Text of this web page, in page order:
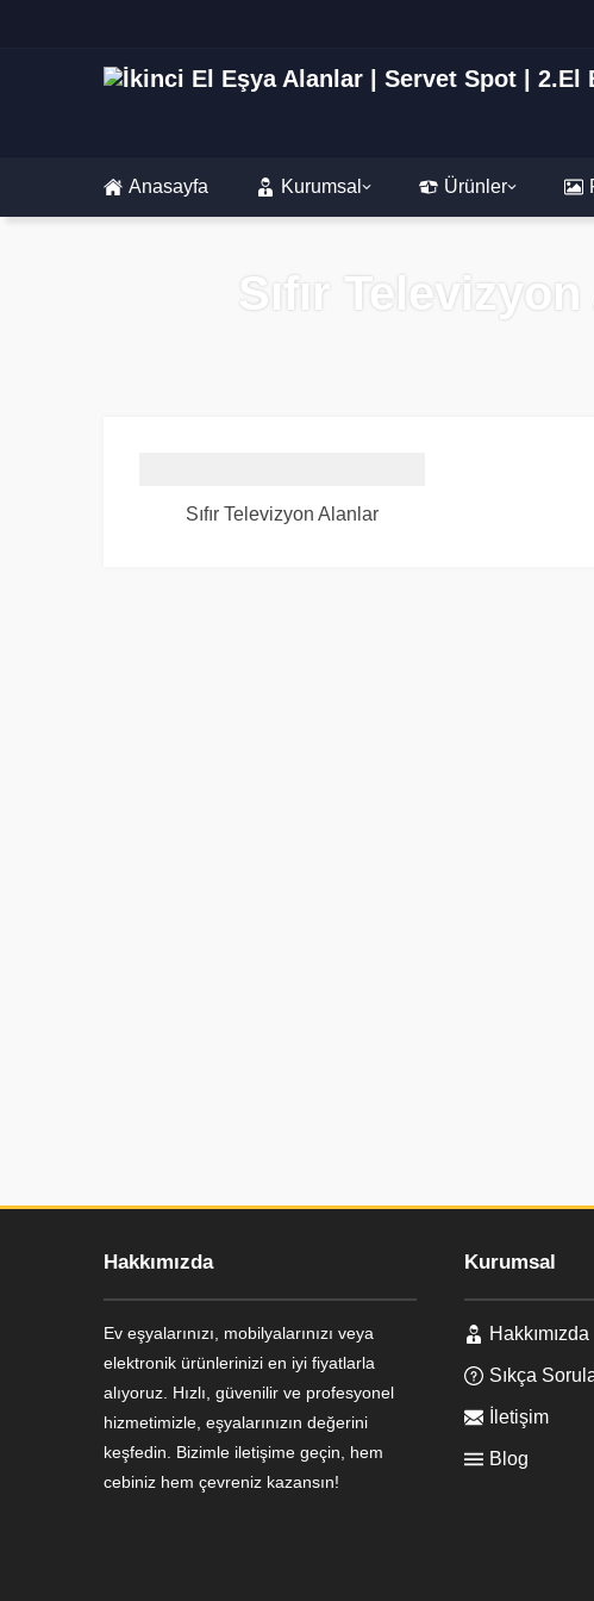
Anasayfa Kurumsal Ürünler
Sıfır
Sıfır Televizyon Alanlar
Hakkımızda
Ev eşyalarınızı, mobilyalarınızı veya
elektronik ürünlerinizi en iyi fiyatlarla
alıyoruz. Hızlı, güvenilir ve profesyonel
hizmetimizle, eşyalarınızın değerini
keşfedin. Bizimle iletişime geçin, hem
cebiniz hem çevreniz kazansın!
Kurumsal
Hakkımızda
Sıkça
İletişim
Blog
Ayşe Yılmaz